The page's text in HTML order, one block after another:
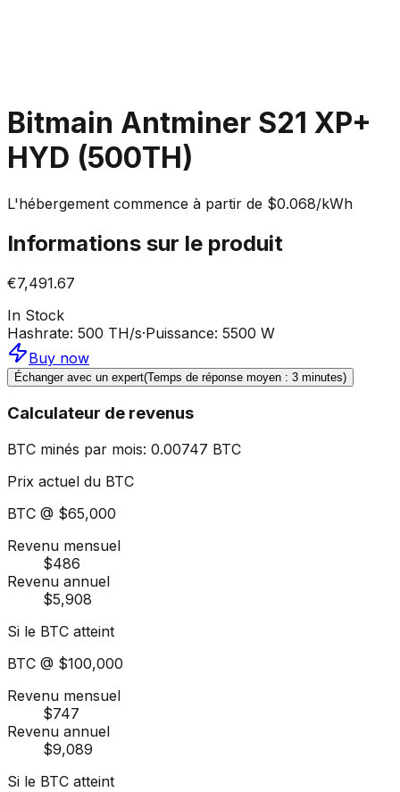
Bitmain Antminer S21 XP+
HYD (500TH)
L'hébergement commence à partir de $0.068/kWh
Informations sur le produit
€7,491.67
In Stock
Hashrate: 500 TH/s·Puissance: 5500 W
Buy now
Échanger avec un expert(Temps de réponse moyen : 3 minutes)
Calculateur de revenus
BTC minés par mois: 0.00747 BTC
Prix actuel du BTC
BTC @ $65,000
Revenu mensuel
$486
Revenu annuel
$5,908
Si le BTC atteint
BTC @ $100,000
Revenu mensuel
$747
Revenu annuel
$9,089
Si le BTC atteint